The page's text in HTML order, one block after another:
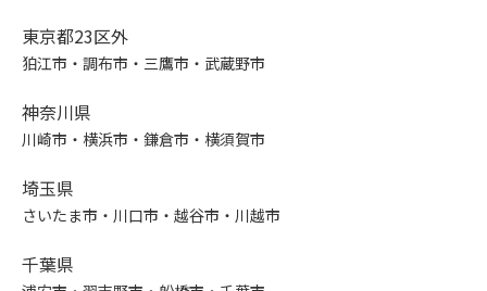
東京都23区外
狛江市・調布市・三鷹市・武蔵野市
神奈川県
川崎市・横浜市・鎌倉市・横須賀市
埼玉県
さいたま市・川口市・越谷市・川越市
千葉県